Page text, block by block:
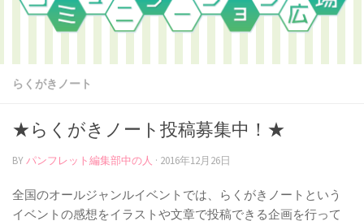
らくがきノート
★らくがきノート投稿募集中！★
BYパンフレット編集部中の人 · 2016年12月26日
全国のオールジャンルイベントでは、らくがきノートという
イベントの感想をイラストや文章で投稿できる企画を行って